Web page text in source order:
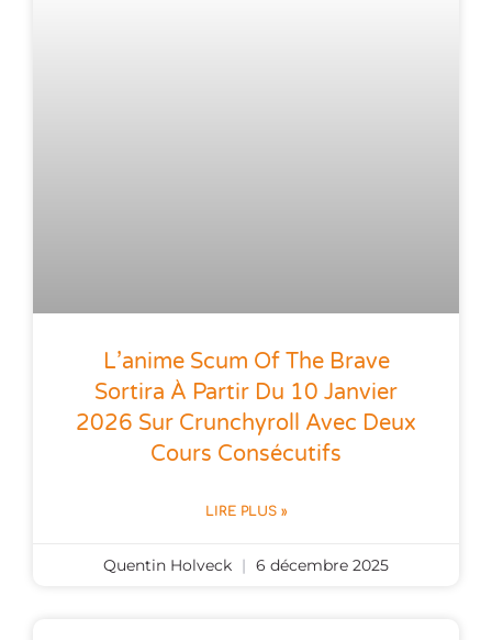
L’anime Scum Of The Brave
Sortira À Partir Du 10 Janvier
2026 Sur Crunchyroll Avec Deux
Cours Consécutifs
LIRE PLUS »
Quentin Holveck 6 décembre 2025